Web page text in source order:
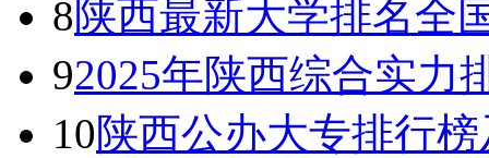
8陕西最新大学排名全
92025年陕西综合实力
10陕西公办大专排行